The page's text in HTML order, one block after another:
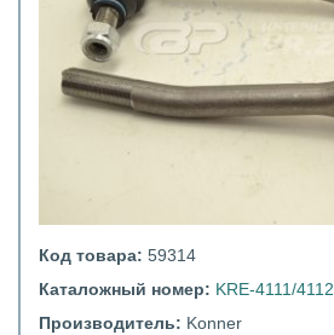
Код товара: 59314
Каталожный номер: KRE-4111/4112
Производитель: Konner